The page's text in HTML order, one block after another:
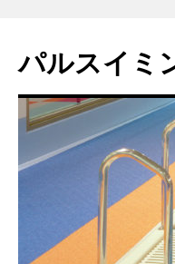
パルスイミ